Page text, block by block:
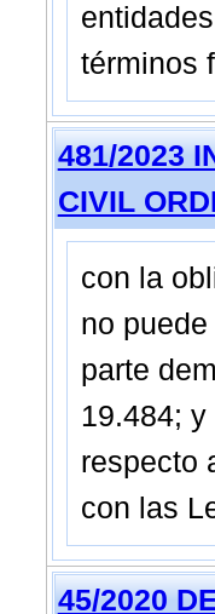
términos
481/2023
CIVIL
con la
no
parte
19.484;
respecto
con las
45/2020